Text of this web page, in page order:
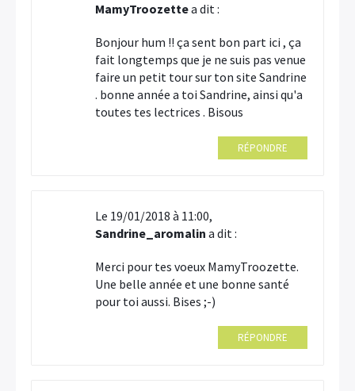
MamyTroozettea dit :
Bonjour hum !! ça sent bon part ici , ça
fait longtemps que je ne suis pas venue
faire un petit tour sur ton site Sandrine
. bonne année a toi Sandrine, ainsi qu'a
toutes tes lectrices . Bisous
RÉPONDRE
Le 19/01/2018 à 11:00,
Sandrine_aromalin a dit :
Merci pour tes voeux MamyTroozette.
Une belle année et une bonne santé
pour toi aussi. Bises ;-)
RÉPONDRE